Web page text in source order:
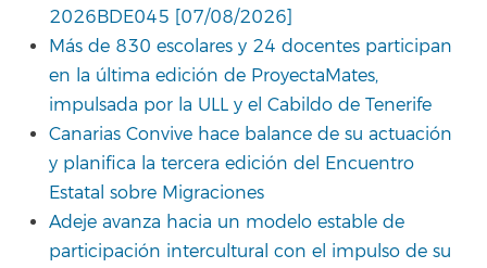
2026BDE045 [07/08/2026]
Más de 830 escolares y 24 docentes participan
en la última edición de ProyectaMates,
impulsada por la ULL y el Cabildo de Tenerife
Canarias Convive hace balance de su actuación
y planifica la tercera edición del Encuentro
Estatal sobre Migraciones
Adeje avanza hacia un modelo estable de
participación intercultural con el impulso de su